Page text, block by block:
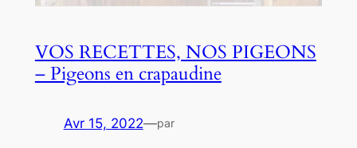
VOS RECETTES, NOS PIGEONS
– Pigeons en crapaudine
Avr 15, 2022—par